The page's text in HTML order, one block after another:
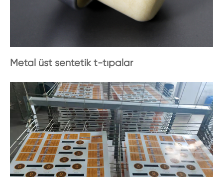
Metal üst sentetik t-tıpalar